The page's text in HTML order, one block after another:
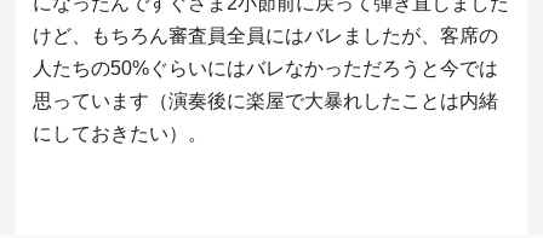
けど、もちろん審査員全員にはバレましたが、客席の
人たちの50%ぐらいにはバレなかっただろうと今では
思っています（演奏後に楽屋で大暴れしたことは内緒
にしておきたい）。